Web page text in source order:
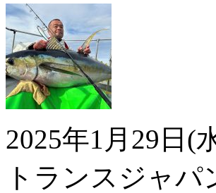
2025年1月29日(
トランスジャ